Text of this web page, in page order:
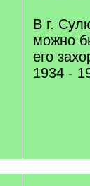
В г.
можно
его
1934 -